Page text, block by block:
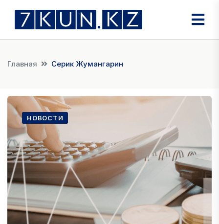
Главная Cерик Жумангарин
НОВОСТИ